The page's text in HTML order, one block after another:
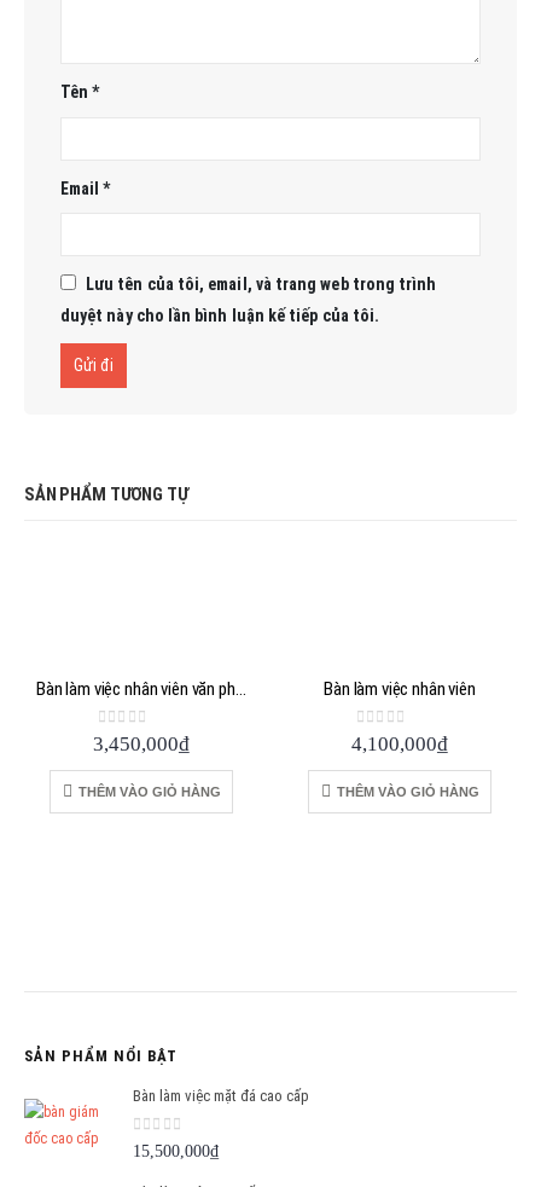
Tên*
Email*
Lưu tên của tôi, email, và trang web trong trình
duyệt này cho lần bình luận kế tiếp của tôi.
SẢN PHẨM TƯƠNG TỰ
Bàn làm việc nhân viên văn phòng
0 out of 5
3,450,000₫
THÊM VÀO GIỎ HÀNG
Bàn làm việc nhân viên
0 out of 5
4,100,000₫
THÊM VÀO GIỎ HÀNG
SẢN PHẨM NỔI BẬT
Bàn làm việc mặt đá cao cấp
0 out of 5
15,500,000₫